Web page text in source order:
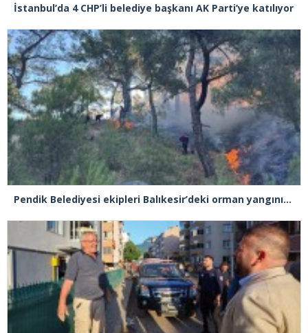
İstanbul’da 4 CHP’li belediye başkanı AK Parti’ye katılıyor
Pendik Belediyesi ekipleri Balıkesir’deki orman yangınına müdahale ediyor